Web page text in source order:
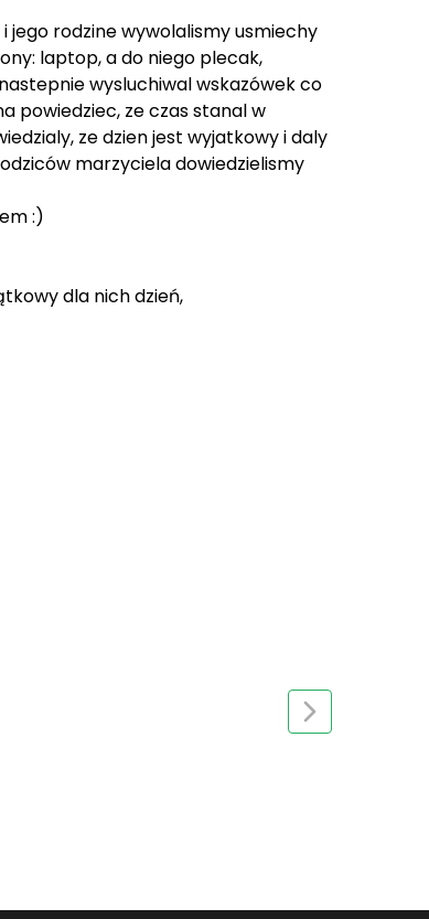
rodzine wywolalismy usmiechy
laptop, a do niego plecak,
wysluchiwal wskazówek co
powiedziec, ze czas stanal w
ze dzien jest wyjatkowy i daly
marzyciela dowiedzielismy
:)
dla nich dzień,